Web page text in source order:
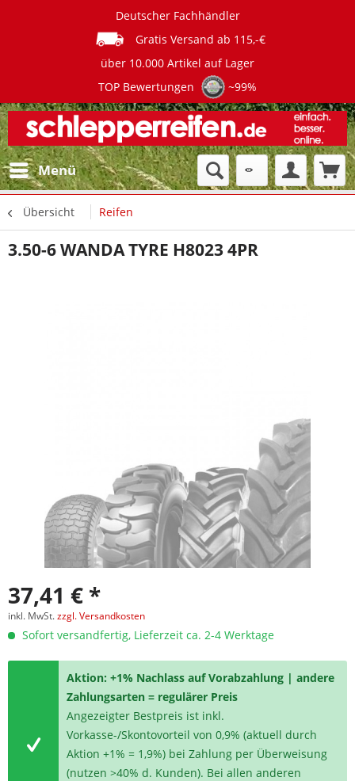
Deutscher Fachhändler
Gratis Versand ab 115,-€
über 10.000 Artikel auf Lager
TOP Bewertungen
~99%
Menü
Übersicht Reifen
3.50-6 WANDA TYRE H8023 4PR
37,41 € *
inkl. MwSt.zzgl. Versandkosten
Sofort versandfertig, Lieferzeit ca. 2-4 Werktage
Aktion: +1% Nachlass auf Vorabzahlung | andere
Zahlungsarten = regulärer Preis
Angezeigter Bestpreis ist inkl.
Vorkasse-/Skontovorteil von 0,9% (aktuell durch
Aktion +1% = 1,9%) bei Zahlung per Überweisung
(nutzen >40% d. Kunden). Bei allen anderen